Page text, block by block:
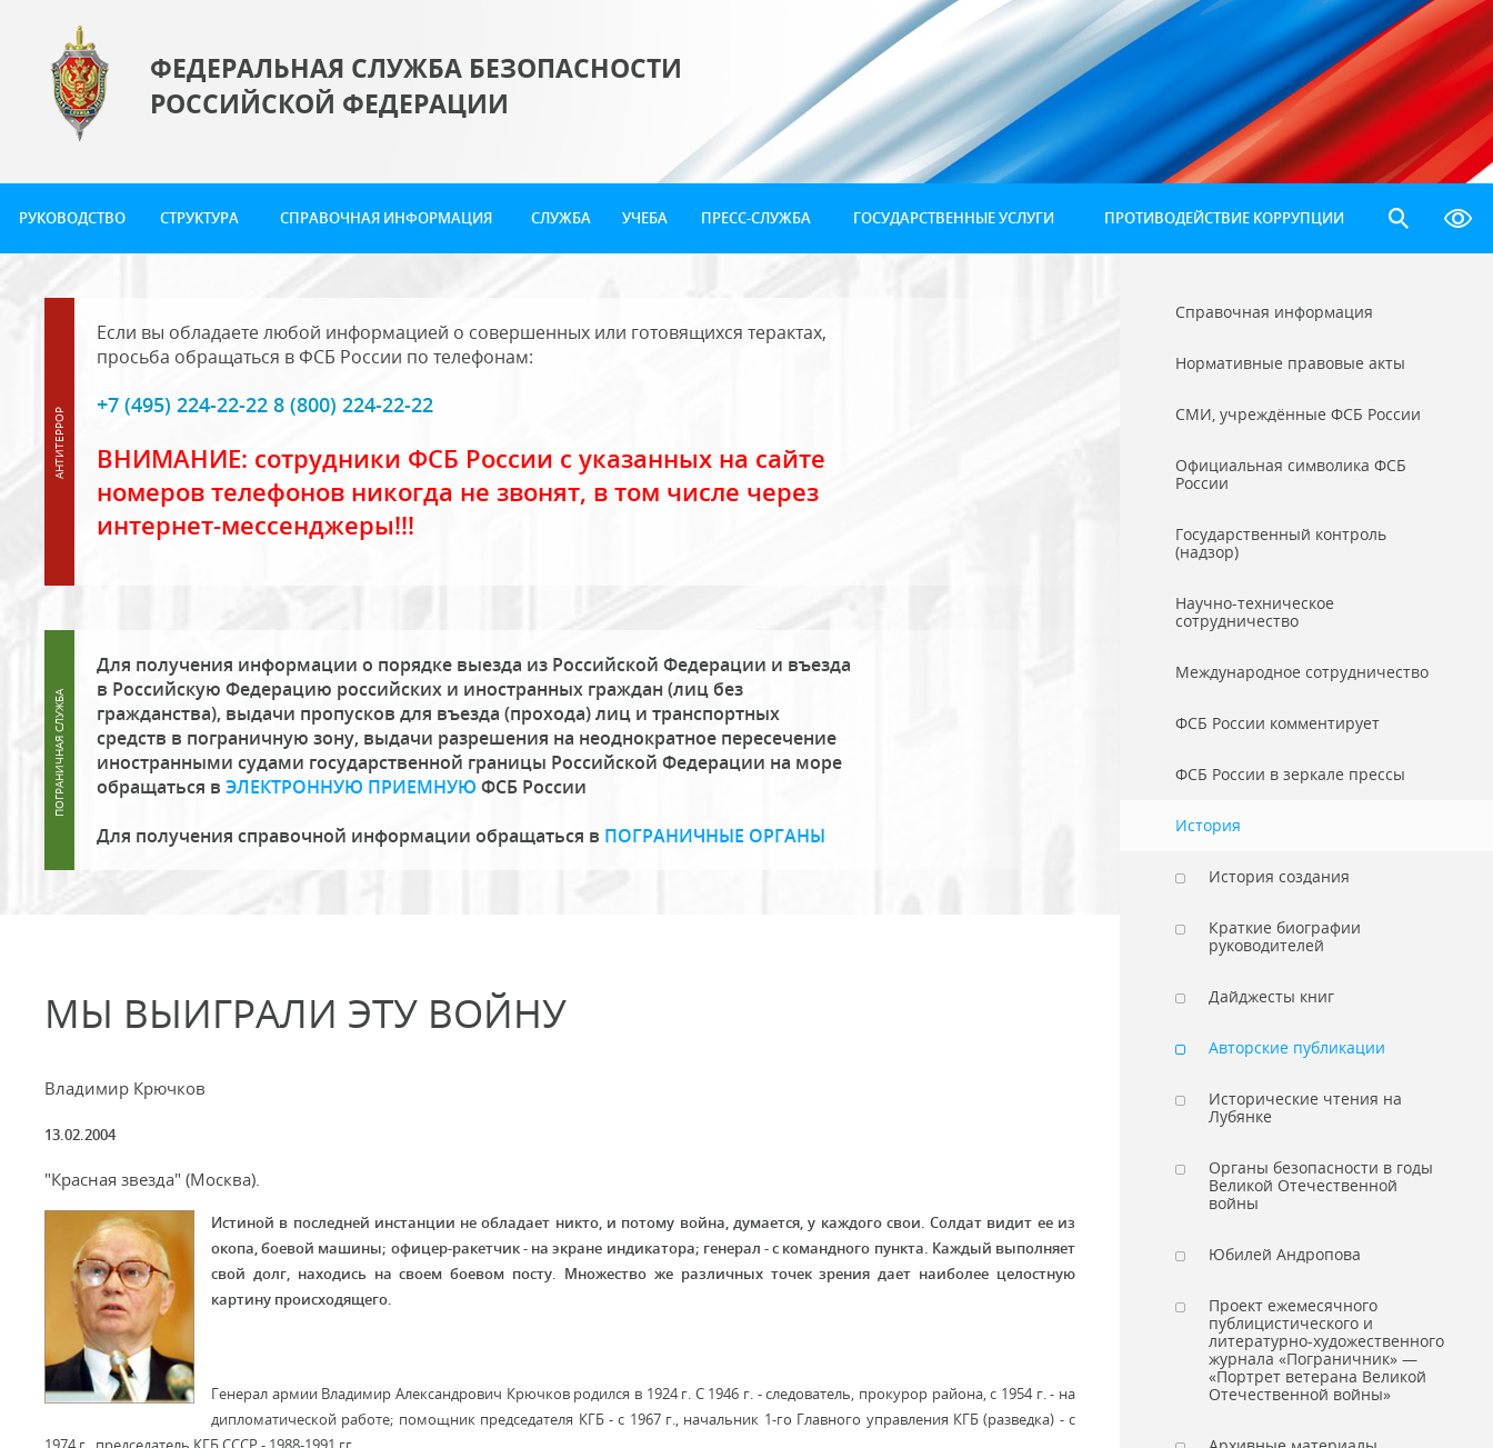
ФЕДЕРАЛЬНАЯ СЛУЖБА БЕЗОПАСНОСТИ
РОССИЙСКОЙ ФЕДЕРАЦИИ
РУКОВОДСТВО СТРУКТУРА СПРАВОЧНАЯ ИНФОРМАЦИЯ СЛУЖБА УЧЕБА ПРЕСС-СЛУЖБА ГОСУДАРСТВЕННЫЕ УСЛУГИ ПРОТИВОДЕЙСТВИЕ КОРРУПЦИИ
Если вы обладаете любой информацией о совершенных или готовящихся терактах,
просьба обращаться в ФСБ России по телефонам:
+7 (495) 224-22-22 8 (800) 224-22-22
ВНИМАНИЕ: сотрудники ФСБ России с указанных на сайте
номеров телефонов никогда не звонят, в том числе через
интернет-мессенджеры!!!
Для получения информации о порядке выезда из Российской Федерации и въезда
в Российскую Федерацию российских и иностранных граждан (лиц без
гражданства), выдачи пропусков для въезда (прохода) лиц и транспортных
средств в пограничную зону, выдачи разрешения на неоднократное пересечение
иностранными судами государственной границы Российской Федерации на море
обращаться в ЭЛЕКТРОННУЮ ПРИЕМНУЮ ФСБ России
Для получения справочной информации обращаться в ПОГРАНИЧНЫЕ ОРГАНЫ
МЫ ВЫИГРАЛИ ЭТУ ВОЙНУ
Владимир Крючков
13.02.2004
"Красная звезда" (Москва).
Истиной в последней инстанции не обладает никто, и потому война, думается, у каждого свои. Солдат видит ее из
окопа, боевой машины; офицер-ракетчик - на экране индикатора; генерал - с командного пункта. Каждый выполняет
свой долг, находись на своем боевом посту. Множество же различных точек зрения дает наиболее целостную
картину происходящего.
Генерал армии Владимир Александрович Крючков родился в 1924 г. С 1946 г. - следователь, прокурор района, с 1954 г. - на
дипломатической работе; помощник председателя КГБ - с 1967 г., начальник 1-го Главного управления КГБ (разведка) - с
Справочная информация
Нормативные правовые акты
СМИ, учреждённые ФСБ России
Официальная символика ФСБ
России
Государственный контроль
(надзор)
Научно-техническое
сотрудничество
Международное сотрудничество
ФСБ России комментирует
ФСБ России в зеркале прессы
История
История создания
Краткие биографии
руководителей
Дайджесты книг
Авторские публикации
Исторические чтения на
Лубянке
Органы безопасности в годы
Великой Отечественной
войны
Юбилей Андропова
Проект ежемесячного
публицистического и
литературно-художественного
журнала «Пограничник» —
«Портрет ветерана Великой
Отечественной войны»